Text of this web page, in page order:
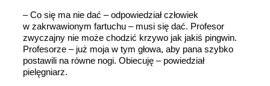
– Co się ma nie dać – odpowiedział człowiek
w zakrwawionym fartuchu – musi się dać. Profesor
zwyczajny nie może chodzić krzywo jak jakiś pingwin.
Profesorze – już moja w tym głowa, aby pana szybko
postawili na równe nogi. Obiecuję – powiedział
pielęgniarz.